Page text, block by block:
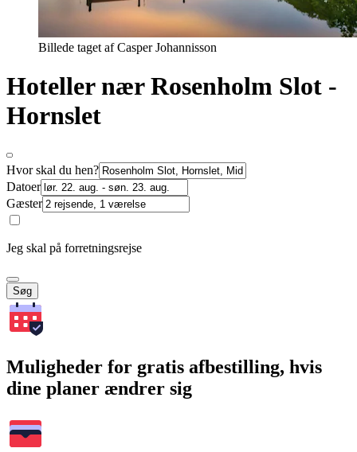
Billede taget af Casper Johannisson
Hoteller nær Rosenholm Slot -
Hornslet
Hvor skal du hen?
Datoer
Gæster
Jeg skal på forretningsrejse
Søg
Muligheder for gratis afbestilling, hvis
dine planer ændrer sig